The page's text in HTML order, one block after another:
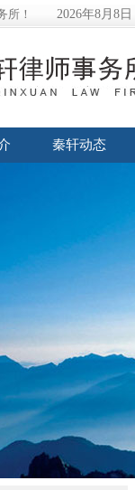
所！ 2026年8月8日
秦轩动态